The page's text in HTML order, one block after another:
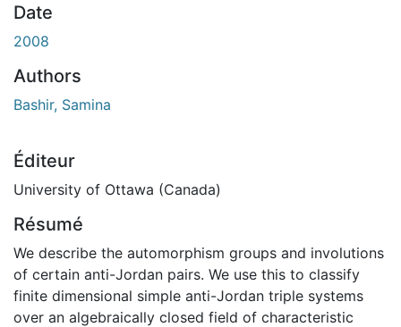
Date
2008
Authors
Bashir, Samina
Éditeur
University of Ottawa (Canada)
Résumé
We describe the automorphism groups and involutions
of certain anti-Jordan pairs. We use this to classify
finite dimensional simple anti-Jordan triple systems
over an algebraically closed field of characteristic